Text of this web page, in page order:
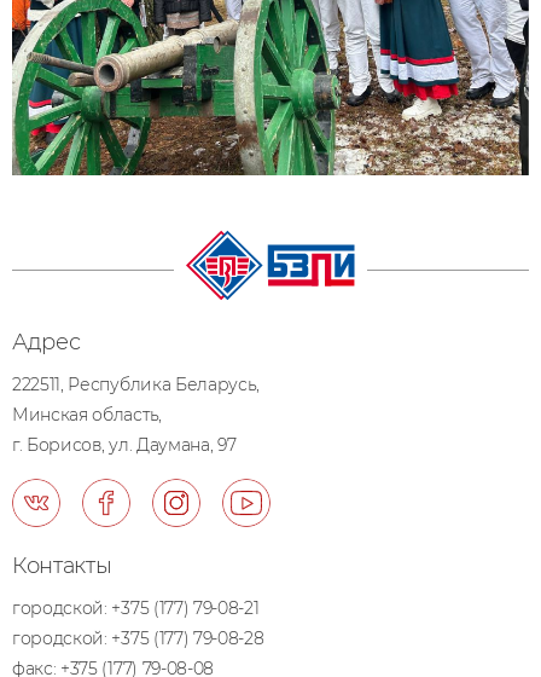
Адрес
222511, Республика Беларусь,
Минская область,
г. Борисов, ул. Даумана, 97
Контакты
городской: +375 (177) 79-08-21
городской: +375 (177) 79-08-28
факс: +375 (177) 79-08-08